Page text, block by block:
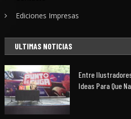
Ediciones Impresas
ULTIMAS NOTICIAS
Entre
Ideas Para Que